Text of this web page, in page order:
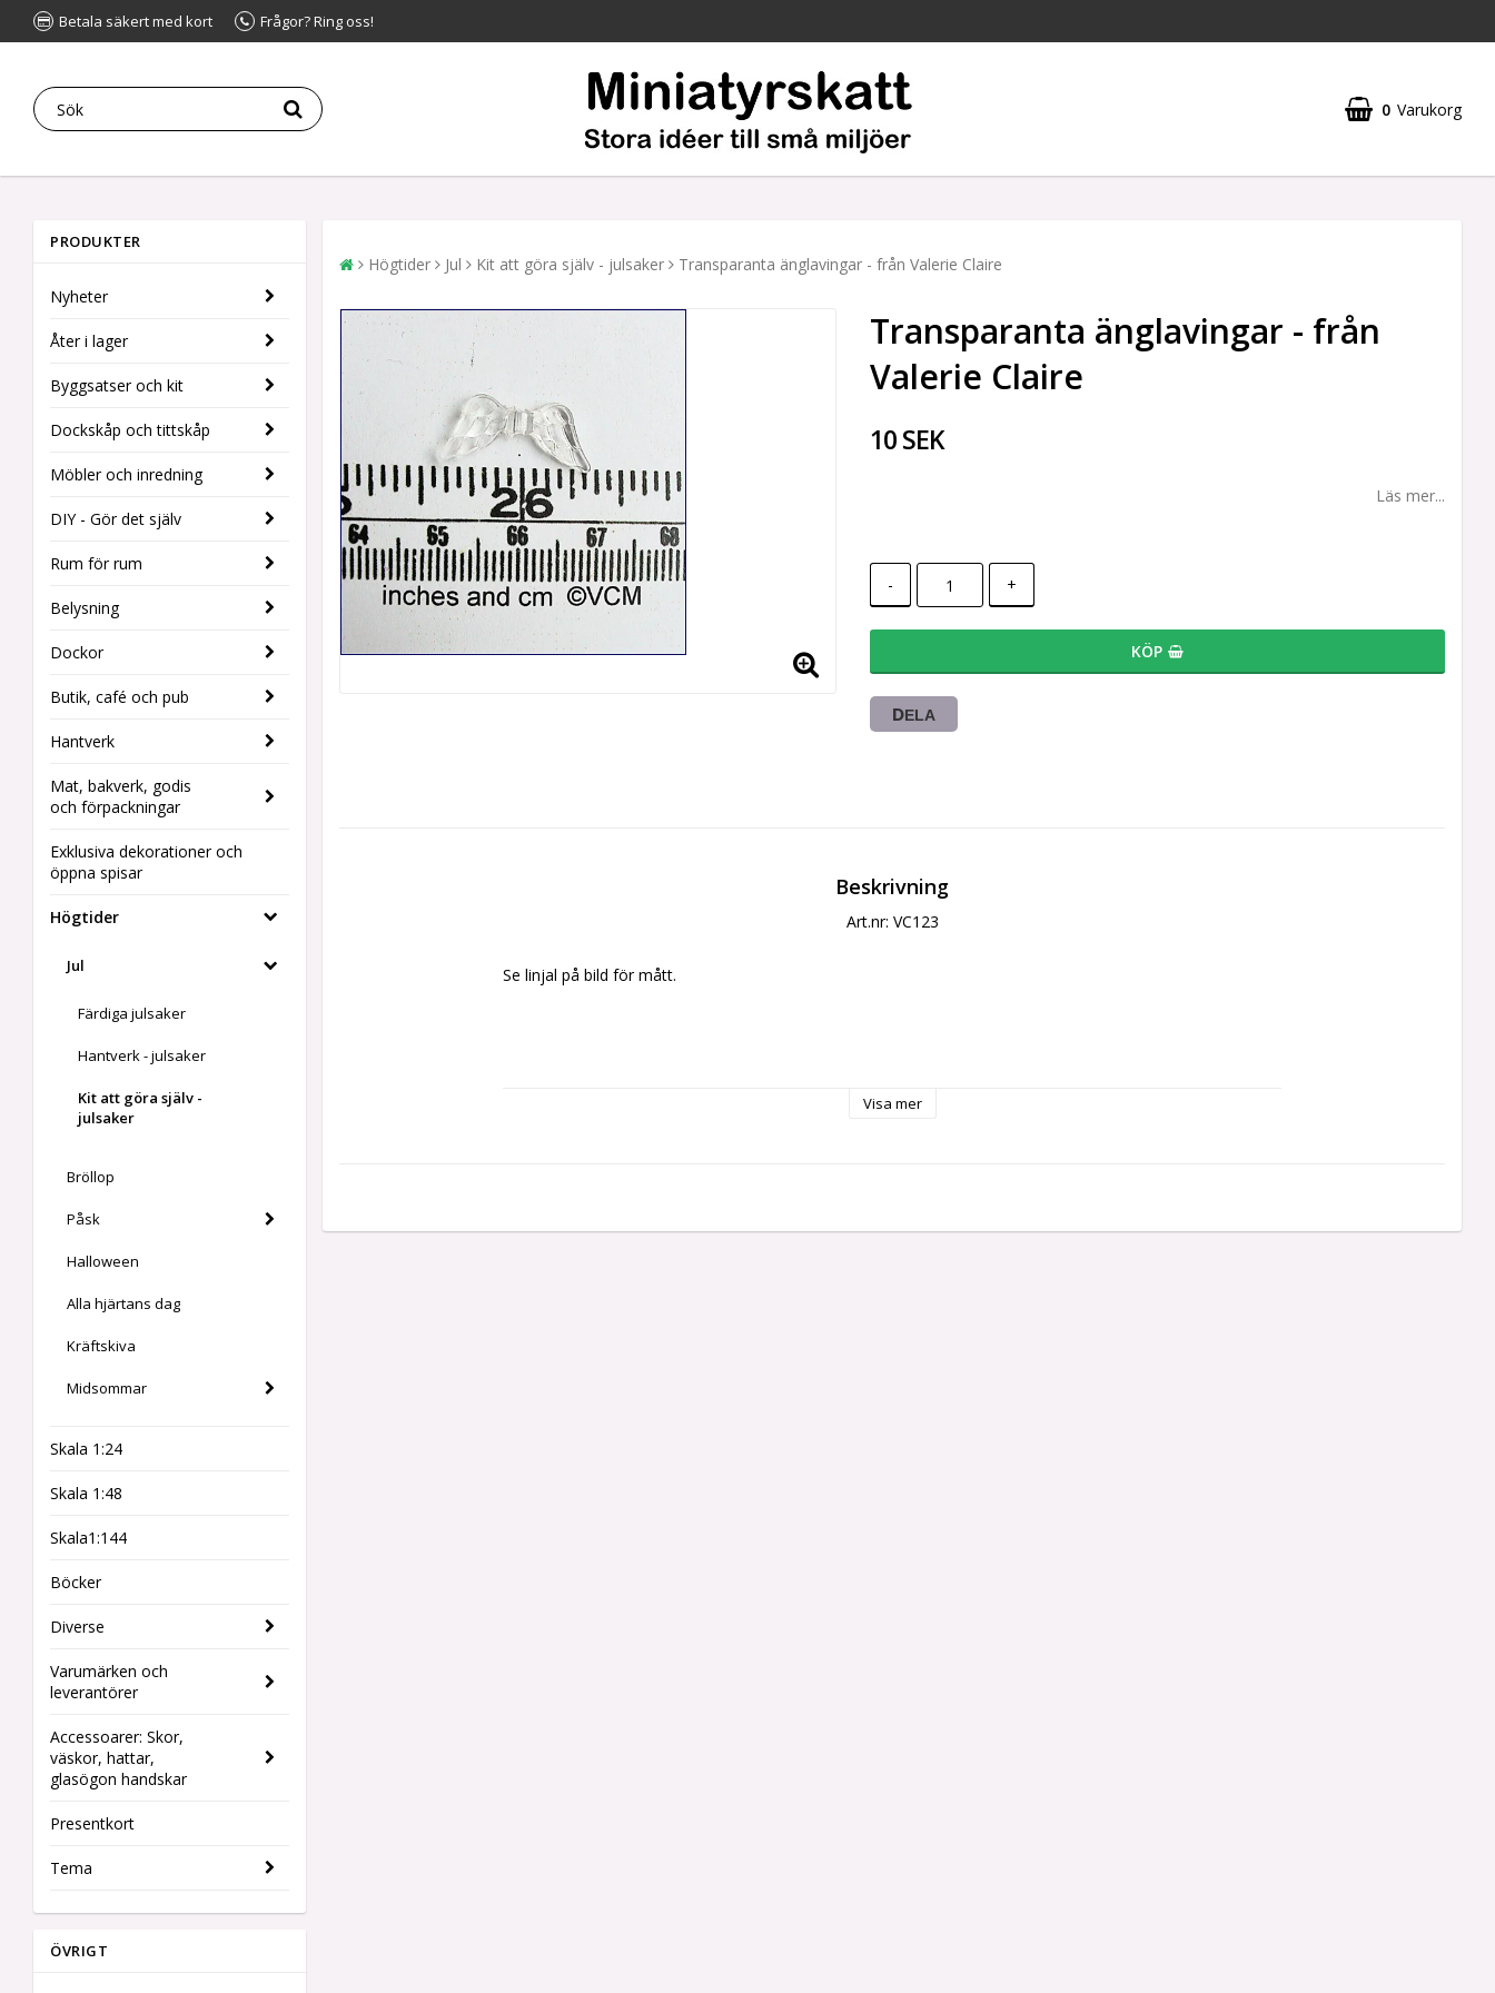
Betala säkert med kort Frågor? Ring oss!
0 Varukorg
PRODUKTER
Nyheter
Åter i lager
Byggsatser och kit
Dockskåp och tittskåp
Möbler och inredning
DIY - Gör det själv
Rum för rum
Belysning
Dockor
Butik, café och pub
Hantverk
Mat, bakverk, godis
och förpackningar
Exklusiva dekorationer och
öppna spisar
Högtider
Jul
Färdiga julsaker
Hantverk - julsaker
Kit att göra själv -
julsaker
Bröllop
Påsk
Halloween
Alla hjärtans dag
Kräftskiva
Midsommar
Skala 1:24
Skala 1:48
Skala1:144
Böcker
Diverse
Varumärken och
leverantörer
Accessoarer: Skor,
väskor, hattar,
glasögon handskar
Presentkort
Tema
ÖVRIGT
Högtider Jul Kit att göra själv - julsaker Transparanta änglavingar - från Valerie Claire
Transparanta änglavingar - från
Valerie Claire
10 SEK
Läs mer...
- +
KÖP
DELA
Beskrivning
Art.nr: VC123
Se linjal på bild för mått.
Visa mer